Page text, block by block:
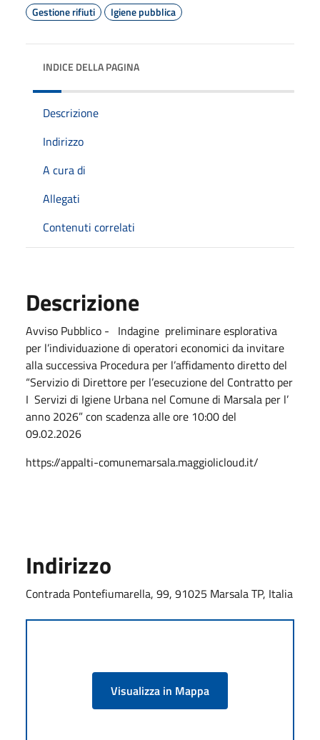
Gestione rifiuti
Igiene pubblica
INDICE DELLA PAGINA
Descrizione
Indirizzo
A cura di
Allegati
Contenuti correlati
Descrizione
Avviso Pubblico - Indagine preliminare esplorativa
per l’individuazione di operatori economici da invitare
alla successiva Procedura per l’affidamento diretto del
“Servizio di Direttore per l’esecuzione del Contratto per
I Servizi di Igiene Urbana nel Comune di Marsala per l’
anno 2026” con scadenza alle ore 10:00 del
09.02.2026
https://appalti-comunemarsala.maggiolicloud.it/
Indirizzo
Contrada Pontefiumarella, 99, 91025 Marsala TP, Italia
Visualizza in Mappa